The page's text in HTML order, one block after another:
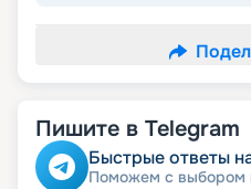
Пишите в Telegram
Быстрые ответы
Поможем с выбором